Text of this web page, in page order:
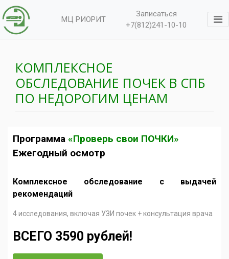
МЦ РИОРИТ
Записаться
+7(812)241-10-10
КОМПЛЕКСНОЕ
ОБСЛЕДОВАНИЕ ПОЧЕК В СПБ
ПО НЕДОРОГИМ ЦЕНАМ
Программа «Проверь свои ПОЧКИ»
Ежегодный осмотр
Комплексное обследование с выдачей
рекомендаций
4 исследования, включая УЗИ почек + консультация врача
ВСЕГО 3590 рублей!